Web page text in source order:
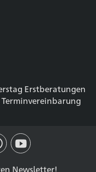
Erstberatungen
Newsletter!